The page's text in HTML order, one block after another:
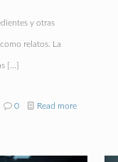
y otras
relatos. La
[…]
0 Read more